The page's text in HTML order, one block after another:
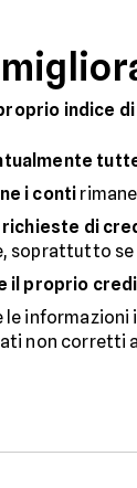
indice
i conti
richieste di
soprattutto se
il proprio
informazioni
non corretti